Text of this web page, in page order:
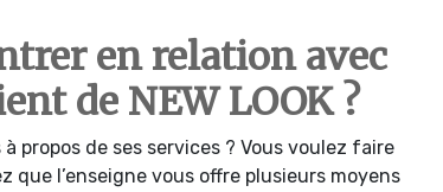
en relation avec
de NEW LOOK ?
propos de ses services ? Vous voulez faire
que l’enseigne vous offre plusieurs moyens